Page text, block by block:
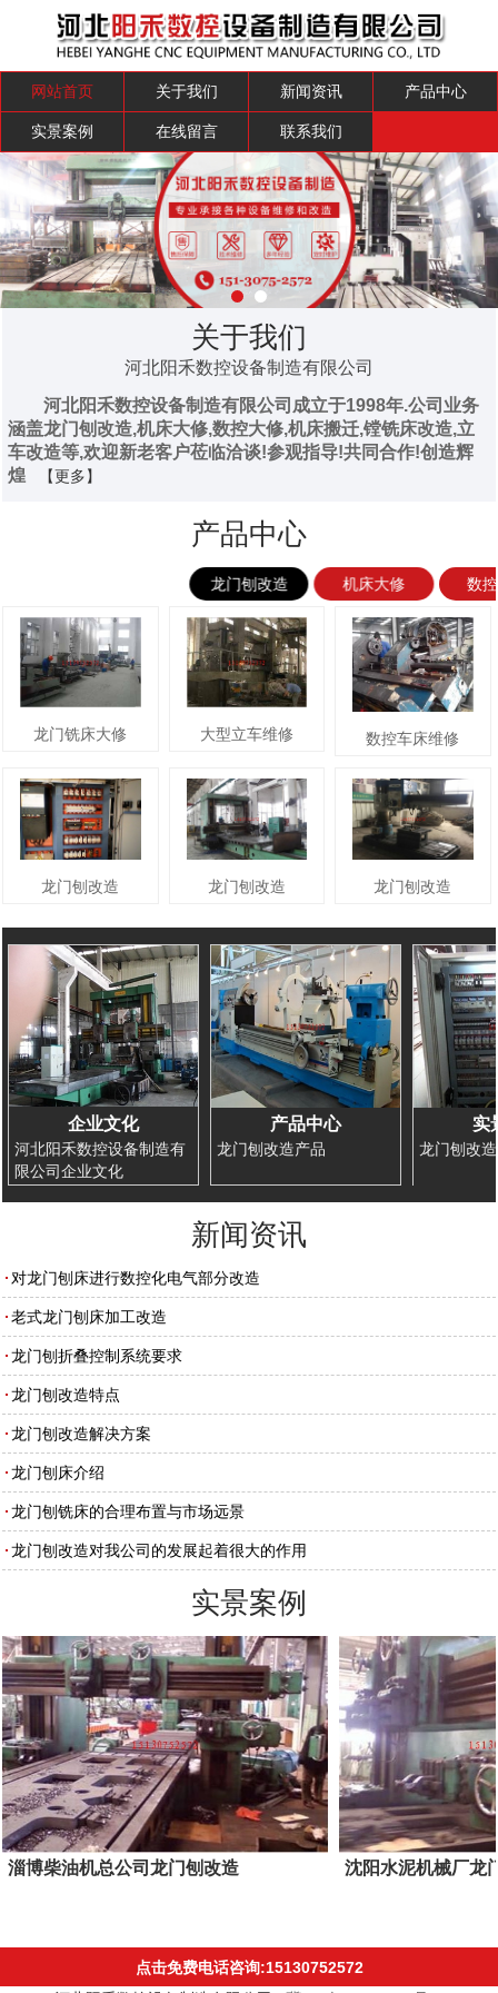
网站首页 关于我们 新闻资讯 产品中心
实景案例 在线留言 联系我们
关于我们
河北阳禾数控设备制造有限公司
河北阳禾数控设备制造有限公司成立于1998年.公司业务
涵盖龙门刨改造,机床大修,数控大修,机床搬迁,镗铣床改造,立
车改造等,欢迎新老客户莅临洽谈!参观指导!共同合作!创造辉
煌
【更多】
产品中心
龙门刨改造 机床大修 数
龙门铣床大修 大型立车维修 数控车床维修
龙门刨改造 龙门刨改造 龙门刨改造
企业文化
河北阳禾数控设备制造有
限公司企业文化
产品中心
龙门刨改造产品
实
龙门刨改
新闻资讯
对龙门刨床进行数控化电气部分改造
老式龙门刨床加工改造
龙门刨折叠控制系统要求
龙门刨改造特点
龙门刨改造解决方案
龙门刨床介绍
龙门刨铣床的合理布置与市场远景
龙门刨改造对我公司的发展起着很大的作用
实景案例
淄博柴油机总公司龙门刨改造 沈阳水泥机械厂龙
点击免费电话咨询:15130752572